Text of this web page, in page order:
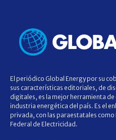
El periódico Global Energy por su
sus características editoriales, de
digitales, es la mejor herramienta
industria energética del país. Es el
privada, con las paraestatales
Federal de Electricidad.